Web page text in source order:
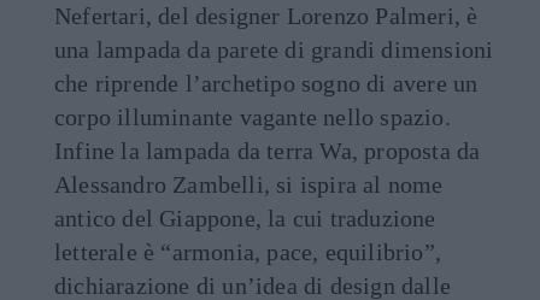
Nefertari, del designer Lorenzo Palmeri, è
una lampada da parete di grandi dimensioni
che riprende l’archetipo sogno di avere un
corpo illuminante vagante nello spazio.
Infine la lampada da terra Wa, proposta da
Alessandro Zambelli, si ispira al nome
antico del Giappone, la cui traduzione
letterale è “armonia, pace, equilibrio”,
dichiarazione di un’idea di design dalle